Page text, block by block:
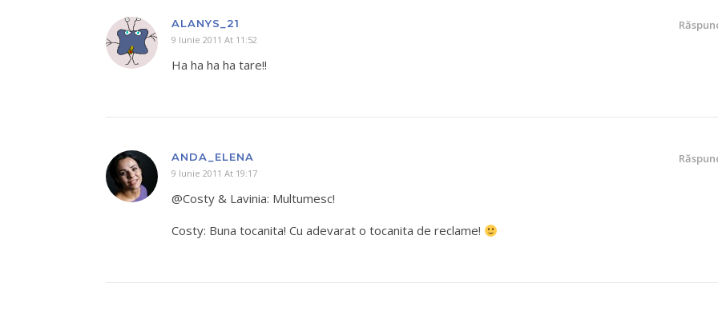
ALANYS_21
9 Iunie 2011 At 11:52
Ha ha ha ha tare!!
ANDA_ELENA
9 Iunie 2011 At 19:17
@Costy & Lavinia: Multumesc!
Costy: Buna tocanita! Cu adevarat o tocanita de reclame!